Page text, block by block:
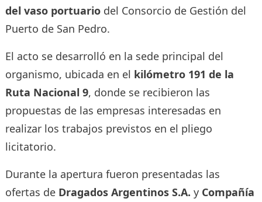
del vaso portuariodel Consorcio de Gestión del
Puerto de San Pedro.
El acto se desarrolló en la sede principal del
organismo, ubicada en el kilómetro 191 de la
Ruta Nacional 9, donde se recibieron las
propuestas de las empresas interesadas en
realizar los trabajos previstos en el pliego
licitatorio.
Durante la apertura fueron presentadas las
ofertas de Dragados Argentinos S.A. y Compañía